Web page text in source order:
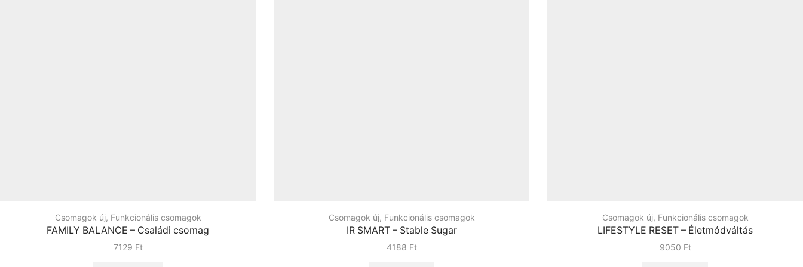
Csomagok új, Funkcionális csomagok
FAMILY BALANCE – Családi csomag
7129 Ft
Csomagok új, Funkcionális csomagok
IR SMART – Stable Sugar
4188 Ft
Csomagok új, Funkcionális csomagok
LIFESTYLE RESET – Életmódváltás
9050 Ft